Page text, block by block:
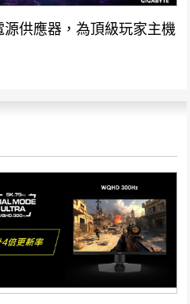
源供應器，為頂級玩家主機